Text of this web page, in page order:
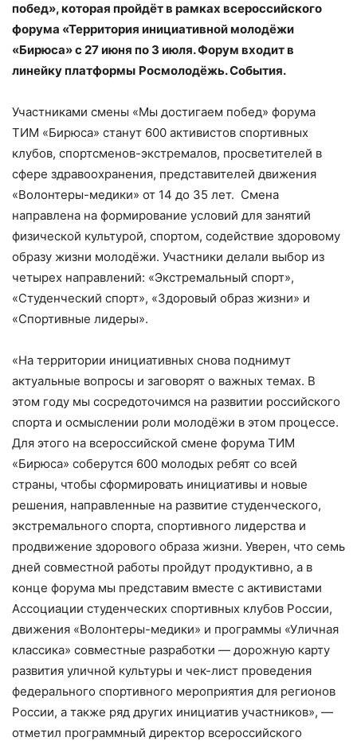
побед», которая пройдёт в рамках всероссийского
форума «Территория инициативной молодёжи
«Бирюса» с 27 июня по 3 июля. Форум входит в
линейку платформы Росмолодёжь. События.
Участниками смены «Мы достигаем побед» форума
ТИМ «Бирюса» станут 600 активистов спортивных
клубов, спортсменов-экстремалов, просветителей в
сфере здравоохранения, представителей движения
«Волонтеры-медики» от 14 до 35 лет. Смена
направлена на формирование условий для занятий
физической культурой, спортом, содействие здоровому
образу жизни молодёжи. Участники делали выбор из
четырех направлений: «Экстремальный спорт»,
«Студенческий спорт», «Здоровый образ жизни» и
«Спортивные лидеры».
«На территории инициативных снова поднимут
актуальные вопросы и заговорят о важных темах. В
этом году мы сосредоточимся на развитии российского
спорта и осмыслении роли молодёжи в этом процессе.
Для этого на всероссийской смене форума ТИМ
«Бирюса» соберутся 600 молодых ребят со всей
страны, чтобы сформировать инициативы и новые
решения, направленные на развитие студенческого,
экстремального спорта, спортивного лидерства и
продвижение здорового образа жизни. Уверен, что семь
дней совместной работы пройдут продуктивно, а в
конце форума мы представим вместе с активистами
Ассоциации студенческих спортивных клубов России,
движения «Волонтеры-медики» и программы «Уличная
классика» совместные разработки — дорожную карту
развития уличной культуры и чек-лист проведения
федерального спортивного мероприятия для регионов
России, а также ряд других инициатив участников», —
отметил программный директор всероссийского